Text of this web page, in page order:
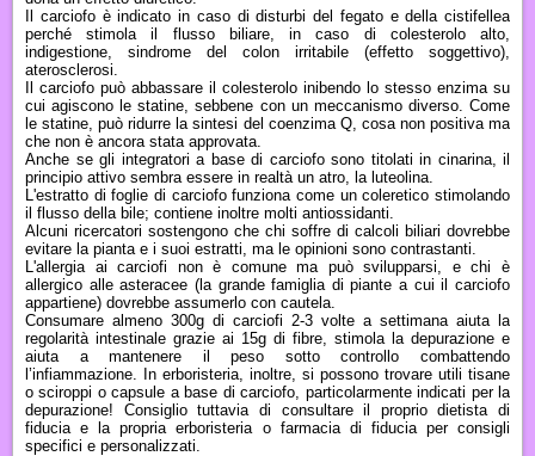
Il carciofo è indicato in caso di disturbi del fegato e della cistifellea
perché stimola il flusso biliare, in caso di colesterolo alto,
indigestione, sindrome del colon irritabile (effetto soggettivo),
aterosclerosi.
Il carciofo può abbassare il colesterolo inibendo lo stesso enzima su
cui agiscono le statine, sebbene con un meccanismo diverso. Come
le statine, può ridurre la sintesi del coenzima Q, cosa non positiva ma
che non è ancora stata approvata.
Anche se gli integratori a base di carciofo sono titolati in cinarina, il
principio attivo sembra essere in realtà un atro, la luteolina.
L'estratto di foglie di carciofo funziona come un coleretico stimolando
il flusso della bile; contiene inoltre molti antiossidanti.
Alcuni ricercatori sostengono che chi soffre di calcoli biliari dovrebbe
evitare la pianta e i suoi estratti, ma le opinioni sono contrastanti.
L'allergia ai carciofi non è comune ma può svilupparsi, e chi è
allergico alle asteracee (la grande famiglia di piante a cui il carciofo
appartiene) dovrebbe assumerlo con cautela.
Consumare almeno 300g di carciofi 2-3 volte a settimana aiuta la
regolarità intestinale grazie ai 15g di fibre, stimola la depurazione e
aiuta a mantenere il peso sotto controllo combattendo
l’infiammazione.
In erboristeria, inoltre, si possono trovare utili tisane
o sciroppi o capsule a base di carciofo, particolarmente indicati per la
depurazione! Consiglio tuttavia di consultare il proprio dietista di
fiducia e la propria erboristeria o farmacia di fiducia per consigli
specifici e personalizzati.